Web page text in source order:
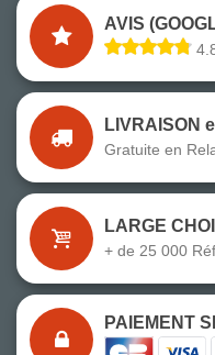
AVIS
LIVRAISON
Gratuite en
LARGE
+ de 25 000
PAIEMENT